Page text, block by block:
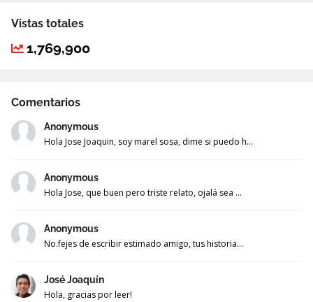
Vistas totales
1,769,900
Comentarios
Anonymous
Hola Jose Joaquin, soy marel sosa, dime si puedo h...
Anonymous
Hola Jose, que buen pero triste relato, ojalá sea ...
Anonymous
No.fejes de escribir estimado amigo, tus historia...
José Joaquín
Hola, gracias por leer!